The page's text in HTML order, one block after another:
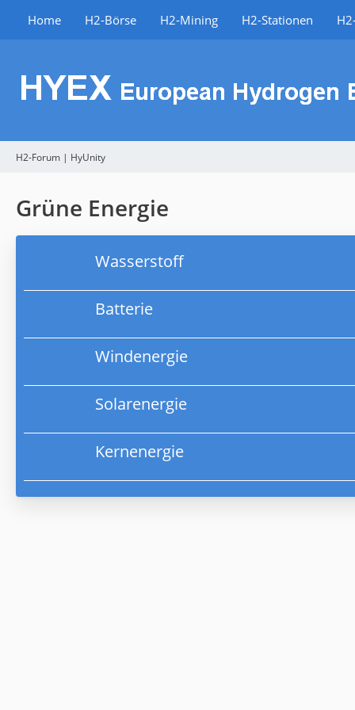
Home H2-Börse H2-Mining H2-Stationen
H2-Forum | HyUnity
Grüne Energie
Wasserstoff
Batterie
Windenergie
Solarenergie
Kernenergie